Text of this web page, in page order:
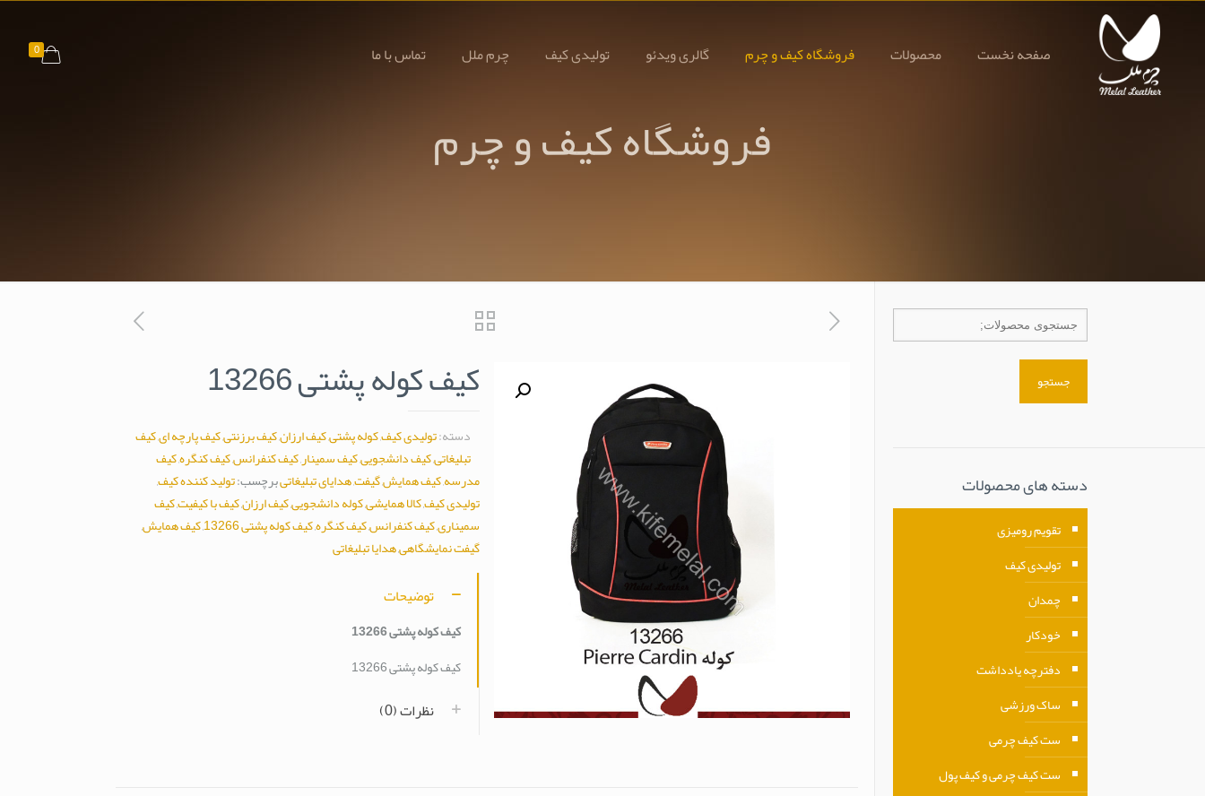
صفحه نخست محصولات فروشگاه کیف و چرم گالری ویدئو تولیدی کیف چرم ملل تماس با ما 0
فروشگاه کیف و چرم
کیف کوله پشتی 13266
دسته:تولیدی کیف,کوله پشتی,کیف ارزان,کیف برزنتی,کیف پارچه ای,کیف
تبلیغاتی,کیف دانشجویی,کیف سمینار,کیف کنفرانس,کیف کنگره,کیف
مدرسه,کیف همایش,گیفت,هدایای تبلیغاتیبرچسب:تولید کننده کیف,
تولیدی کیف,کالا همایشی,کوله دانشجویی,کیف ارزان,کیف با کیفیت,کیف
سمیناری,کیف کنفرانس,کیف کنگره,کیف کوله پشتی 13266 ,کیف همایش,
گیفت نمایشگاهی,هدایا تبلیغاتی
توضیحات
کیف کوله پشتی 13266
کیف کوله پشتی 13266
نظرات (0)
جستجو
دسته های محصولات
تقویم رومیزی
تولیدی کیف
چمدان
خودکار
دفترچه یادداشت
ساک ورزشی
ست کیف چرمی
ست کیف چرمی و کیف پول